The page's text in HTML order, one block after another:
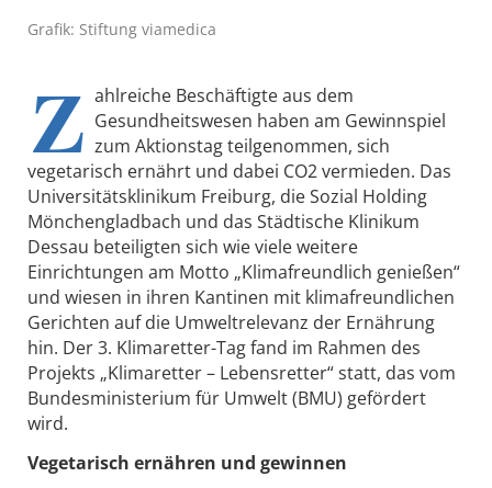
Grafik: Stiftung viamedica
Z ahlreiche Beschäftigte aus dem
Gesundheitswesen haben am Gewinnspiel
zum Aktionstag teilgenommen, sich
vegetarisch ernährt und dabei CO2 vermieden. Das
Universitätsklinikum Freiburg, die Sozial Holding
Mönchengladbach und das Städtische Klinikum
Dessau beteiligten sich wie viele weitere
Einrichtungen am Motto „Klimafreundlich genießen“
und wiesen in ihren Kantinen mit klimafreundlichen
Gerichten auf die Umweltrelevanz der Ernährung
hin. Der 3. Klimaretter-Tag fand im Rahmen des
Projekts „Klimaretter – Lebensretter“ statt, das vom
Bundesministerium für Umwelt (BMU) gefördert
wird.
Vegetarisch ernähren und gewinnen